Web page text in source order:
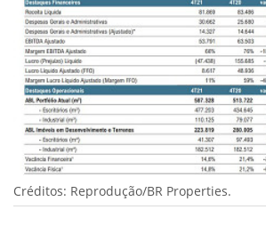
Créditos: Reprodução/BR Properties.